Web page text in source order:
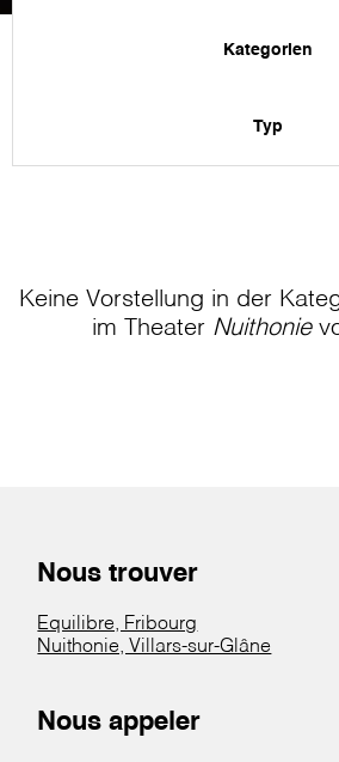
Kategorien
Typ
Keine Vorstellung in der
im Theater Nuithonie
Nous trouver
Equilibre, Fribourg
Nuithonie, Villars-sur-Glâne
Nous appeler